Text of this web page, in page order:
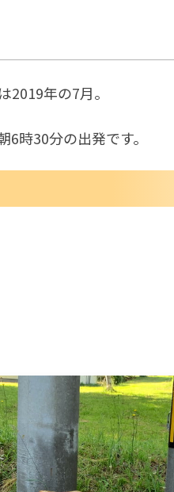
ードと比べると9分の改善です
トレをしています。メニューは
2019年の7月。
時30分の出発です。